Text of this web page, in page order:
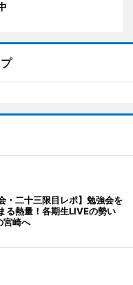
・二十三限目レポ】勉強会を
る熱量！各期生LIVEの勢い
宮崎へ